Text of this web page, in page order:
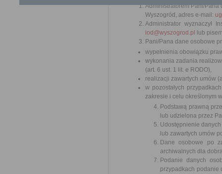
Administratorem Pani/Pana
Wyszogród, adres e-mail:
Administrator wyznaczył
iod@wyszogrod.pl
lub
Pani/Pana dane osobowe
wypełnienia obowiązku
wykonania zadania
(art. 6 ust. 1 lit. e RODO),
realizacji zawartych umów
w pozostałych
zakresie i celu określonym
Podstawą prawną
lub udzielona przez
Udostępnienie
lub zawartych umów
Dane osobowe po
archiwalnych dla
Podanie danych
przypadkach podanie